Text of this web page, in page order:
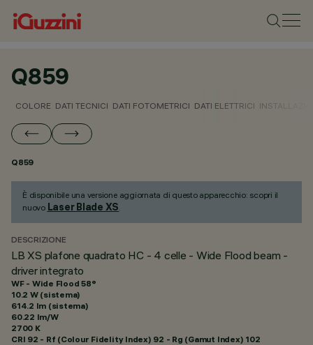
Q859
COLORE DATI TECNICI DATI FOTOMETRICI DATI ELETTRICI
Q859
È disponibile una versione aggiornata di questo apparecchio: scopri il
nuovo Laser Blade XS.
DESCRIZIONE
LB XS plafone quadrato HC - 4 celle - Wide Flood beam -
driver integrato
WF - Wide Flood 58°
10.2 W (sistema)
614.2 lm (sistema)
60.22 lm/W
2700 K
CRI 92 - Rf (Colour Fidelity Index) 92 - Rg (Gamut Index) 102